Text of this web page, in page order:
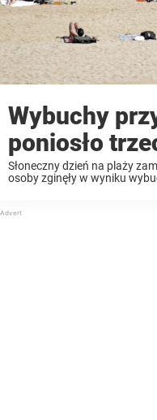
Wybuchy
poniosło
Słoneczny dzień na plaży
osoby zginęły w wyniku